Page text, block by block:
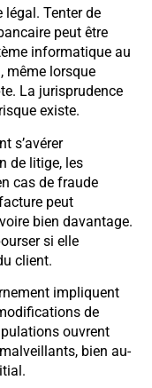
légal. Tenter de
peut être
informatique au
même lorsque
La jurisprudence
existe.
s’avérer
de litige, les
cas de fraude
peut
bien davantage.
si elle
client.
impliquent
de
ouvrent
bien au-